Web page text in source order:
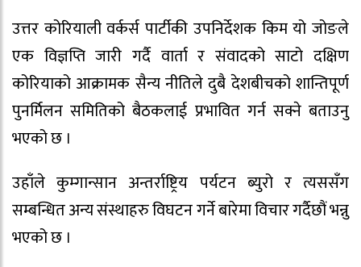
उत्तर कोरियाली वर्कर्स पार्टीकी उपनिर्देशक किम यो जोङले
एक विज्ञप्ति जारी गर्दै वार्ता र संवादको साटो दक्षिण
कोरियाको आक्रामक सैन्य नीतिले दुबै देशबीचको शान्तिपूर्ण
पुनर्मिलन समितिको बैठकलाई प्रभावित गर्न सक्ने बताउनु
भएको छ ।
उहाँले कुम्गान्सान अन्तर्राष्ट्रिय पर्यटन ब्युरो र त्यससँग
सम्बन्धित अन्य संस्थाहरु विघटन गर्ने बारेमा विचार गर्दैछौं भन्नु
भएको छ ।